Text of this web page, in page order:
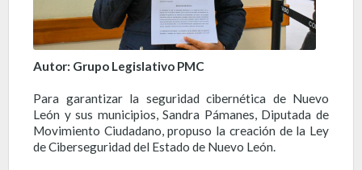
Autor: Grupo Legislativo PMC
Para garantizar la seguridad cibernética de Nuevo
León y sus municipios, Sandra Pámanes, Diputada de
Movimiento Ciudadano, propuso la creación de la Ley
de Ciberseguridad del Estado de Nuevo León.